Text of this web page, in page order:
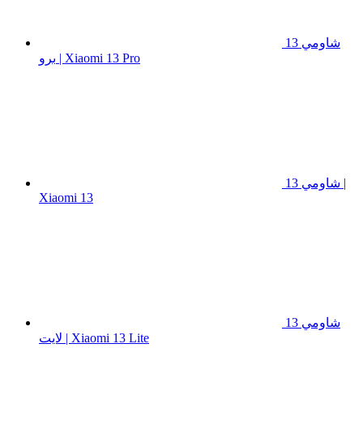
شاومي 13
برو | Xiaomi 13 Pro
شاومي 13 |
Xiaomi 13
شاومي 13
لايت | Xiaomi 13 Lite